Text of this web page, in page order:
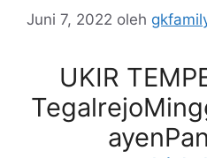
Juni 7, 2022 oleh
UKIR